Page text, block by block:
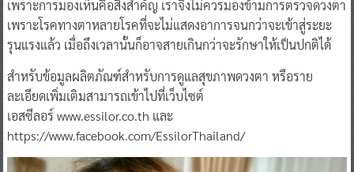
เพราะการมองเห็นคือสิ่งสำคัญ เราจึงไม่ควรมองข้ามการตรวจดวงตา
เพราะโรคทางตาหลายโรคที่จะไม่แสดงอาการจนกว่าจะเข้าสู่ระยะ
รุนแรงแล้ว เมื่อถึงเวลานั้นก็อาจสายเกินกว่าจะรักษาให้เป็นปกติได้
สำหรับข้อมูลผลิตภัณฑ์สำหรับการดูแลสุขภาพดวงตา หรือราย
ละเอียดเพิ่มเติมสามารถเข้าไปที่เว็บไซต์
เอสซีลอร์ www.essilor.co.th และ
https://www.facebook.com/EssilorThailand/